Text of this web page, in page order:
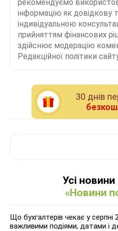
рекомендуємо
інформацію як довідкову
індивідуальною
прийняттям фінансових
здійснює модерацію
Редакційної політики
30 днiв
Усі
«Новини
Що бухгалтерів чекає у серпні
важливими подіями, датами і